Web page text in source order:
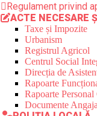
Regulament privind
ACTE NECESARE
Taxe și Impozite
Urbanism
Registrul Agricol
Centrul Social
Direcția de
Rapoarte
Rapoarte
Documente